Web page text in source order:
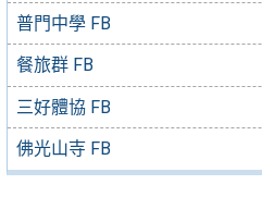
普門中學 FB
餐旅群 FB
三好體協 FB
佛光山寺 FB